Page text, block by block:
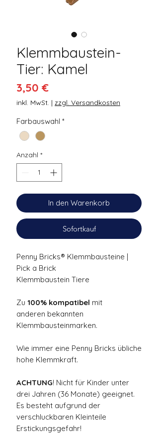
Klemmbaustein-
Tier: Kamel
3,50 €Preis
inkl. MwSt. | zzgl. Versandkosten
Farbauswahl *
Anzahl *
In den Warenkorb
Sofortkauf
Penny Bricks® Klemmbausteine |
Pick a Brick
Klemmbaustein Tiere
Zu 100% kompatibel mit
anderen bekannten
Klemmbausteinmarken.
Wie immer eine Penny Bricks übliche
hohe Klemmkraft.
ACHTUNG! Nicht für Kinder unter
drei Jahren (36 Monate) geeignet.
Es besteht aufgrund der
verschluckbaren Kleinteile
Erstickungsgefahr!